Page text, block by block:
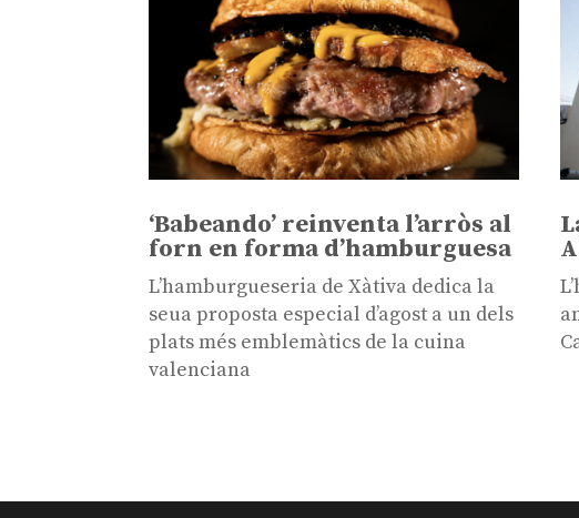
‘Babeando’ reinventa l’arròs al
forn en forma d’hamburguesa
L’hamburgueseria de Xàtiva dedica la
seua proposta especial d’agost a un dels
plats més emblemàtics de la cuina
valenciana